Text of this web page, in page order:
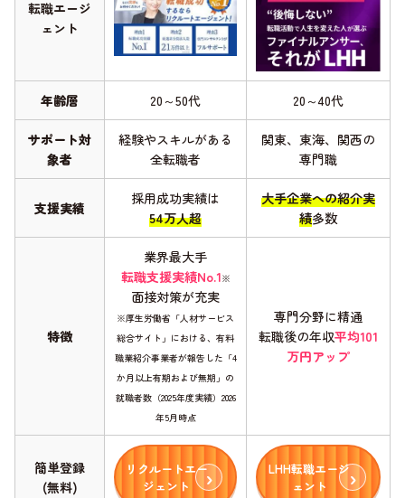
転職エージ
ェント
年齢層 20～50代 20～40代
サポート対
象者
経験やスキルがある
全転職者
関東、東海、関西の
専門職
支援実績
採用成功実績は
54万人超
大手企業への紹介実
績多数
特徴
業界最大手
転職支援実績No.1※
面接対策が充実
※厚生労働省「人材サービス
総合サイト」における、有料
職業紹介事業者が報告した「4
か月以上有期および無期」の
就職者数（2025年度実績）2026
年5月時点
専門分野に精通
転職後の年収平均101
万円アップ
簡単登録
(無料)
リクルートエー
ジェント
LHH転職エージ
ェント